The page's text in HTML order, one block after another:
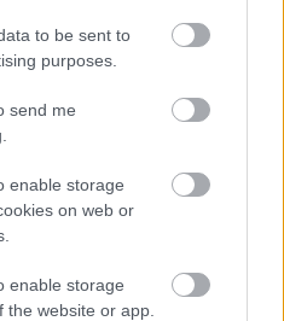
to be sent to
purposes.
send me
enable storage
on web or
enable storage
the website or app.
poeticát követte, mint
kell játszani a víz
eszébe se jusson a
A fair play, a fegyelem, a
erő voltak azok az
eljuttatott.
voltak, de
ahol a csapatnak
őket, hol
vége előtt adott olyan